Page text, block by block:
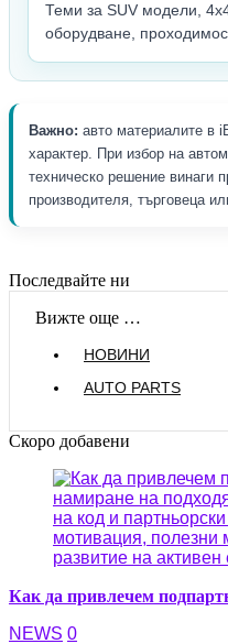
Теми за SUV модели,
оборудване,
Важно: авто материалите в
характер. При избор на
техническо решение винаги
производителя, търговеца
Последвайте ни
Вижте още …
НОВИНИ
AUTO PARTS
Скоро добавени
Как да привлечем
NEWS 0